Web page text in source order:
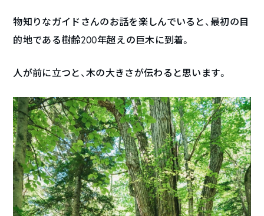
物知りなガイドさんのお話を楽しんでいると、最初の目
的地である樹齢200年超えの巨木に到着。
人が前に立つと、木の大きさが伝わると思います。